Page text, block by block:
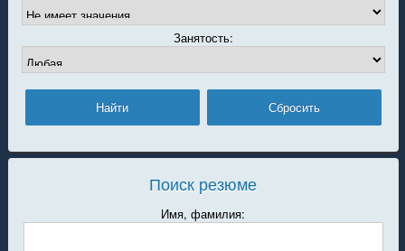
Занятость:
Поиск резюме
Имя, фамилия: